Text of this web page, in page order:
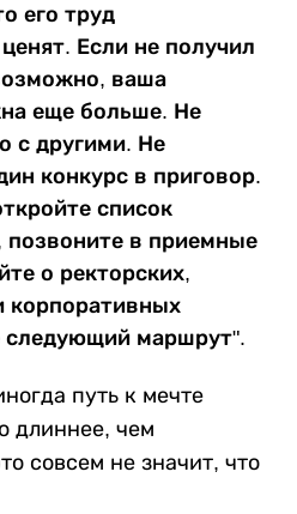
его труд
Если не получил
ваша
еще больше. Не
с другими. Не
конкурс в приговор.
список
позвоните в приемные
о ректорских,
корпоративных
следующий маршрут".
путь к мечте
длиннее, чем
совсем не значит, что